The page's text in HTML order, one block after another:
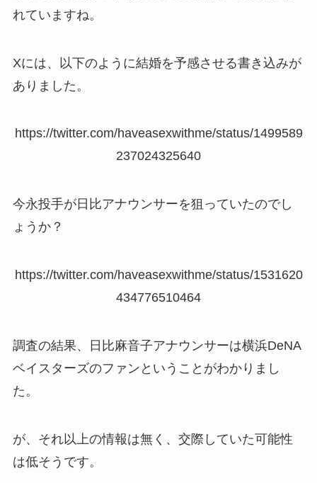
れていますね。
Xには、以下のように結婚を予感させる書き込みが
ありました。
https://twitter.com/haveasexwithme/status/1499589
237024325640
今永投手が日比アナウンサーを狙っていたのでし
ょうか？
https://twitter.com/haveasexwithme/status/1531620
434776510464
調査の結果、日比麻音子アナウンサーは横浜DeNA
ベイスターズのファンということがわかりまし
た。
が、それ以上の情報は無く、交際していた可能性
は低そうです。